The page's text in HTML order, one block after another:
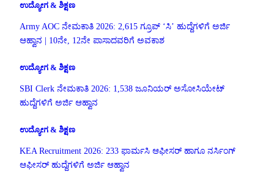
ಉದ್ಯೋಗ & ಶಿಕ್ಷಣ
Army AOC ನೇಮಕಾತಿ 2026: 2,615 ಗ್ರೂಪ್ ‘ಸಿ’ ಹುದ್ದೆಗಳಿಗೆ ಅರ್ಜಿ
ಆಹ್ವಾನ | 10ನೇ, 12ನೇ ಪಾಸಾದವರಿಗೆ ಅವಕಾಶ
ಉದ್ಯೋಗ & ಶಿಕ್ಷಣ
SBI Clerk ನೇಮಕಾತಿ 2026: 1,538 ಜೂನಿಯರ್ ಅಸೋಸಿಯೇಟ್
ಹುದ್ದೆಗಳಿಗೆ ಅರ್ಜಿ ಆಹ್ವಾನ
ಉದ್ಯೋಗ & ಶಿಕ್ಷಣ
KEA Recruitment 2026: 233 ಫಾರ್ಮಸಿ ಆಫೀಸರ್ ಹಾಗೂ ನರ್ಸಿಂಗ್
ಆಫೀಸರ್ ಹುದ್ದೆಗಳಿಗೆ ಅರ್ಜಿ ಆಹ್ವಾನ